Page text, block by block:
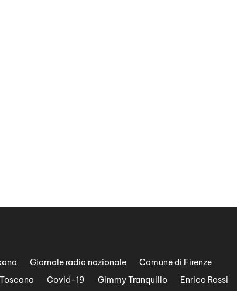
Giornale radio nazionale
Comune di Firenze
Covid-19 Gimmy Tranquillo
Enrico Rossi